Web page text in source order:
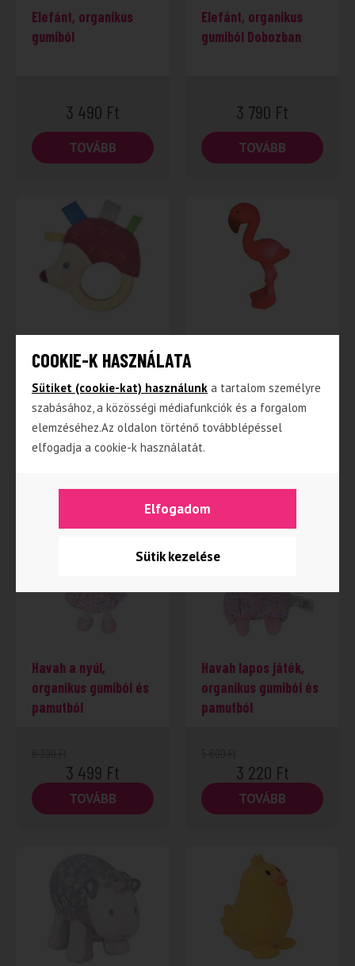
Elefánt, organikus
gumiból
3 490 Ft
TOVÁBB
Elefánt, organikus
gumiból Dobozban
3 790 Ft
TOVÁBB
organikus csörgő és
rágóka
4 290Ft 4 990Ft
-45%
Havah a nyúl,
organikus gumiból és
pamutból
3 499 Ft
TOVÁBB
Havah lapos játék,
organikus gumiból és
pamutból
3 220 Ft
TOVÁBB
COOKIE-K HASZNÁLATA
Sütiket (cookie-kat) használunk a tartalom személyre
szabásához, a közösségi médiafunkciók és a forgalom
elemzéséhez.Az oldalon történő továbblépéssel
elfogadja a cookie-k használatát.
Sütik kezelése
Elfogadom